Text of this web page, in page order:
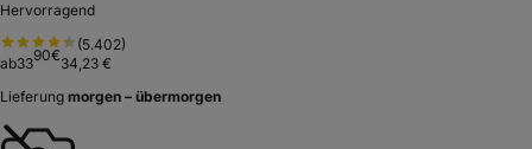
Hervorragend
(5.402)
ab3390€34,23 €
Lieferung morgen – übermorgen